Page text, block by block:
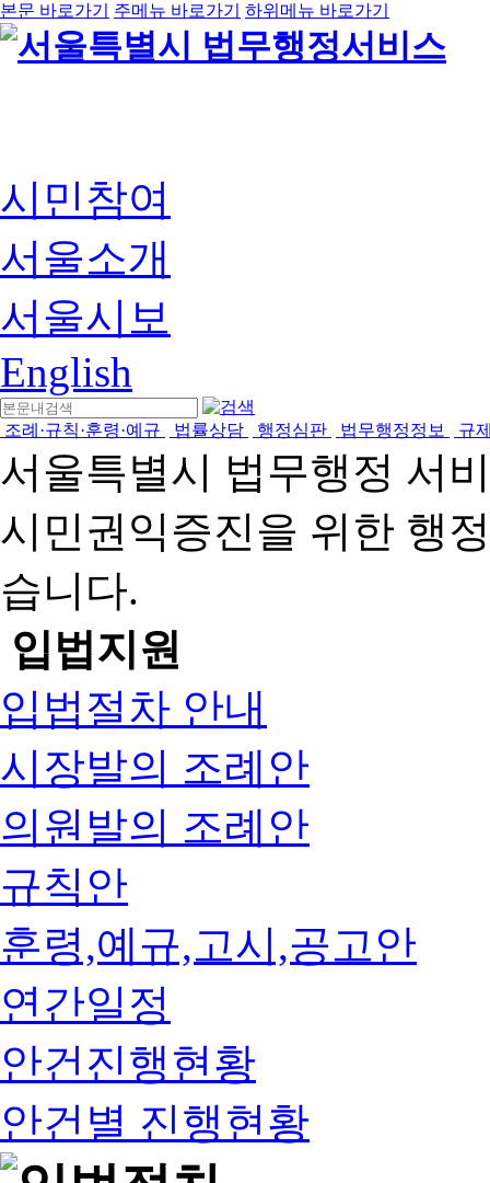
본문 바로가기 주메뉴 바로가기 하위메뉴 바로가기
시민참여
서울소개
서울시보
English
조례·규칙·훈령·예규 법률상담 행정심판 법무행정정보 규
서울특별시 법무행정 서
시민권익증진을 위한 행
습니다.
입법지원
입법절차 안내
시장발의 조례안
의원발의 조례안
규칙안
훈령,예규,고시,공고안
연간일정
안건진행현황
안건별 진행현황